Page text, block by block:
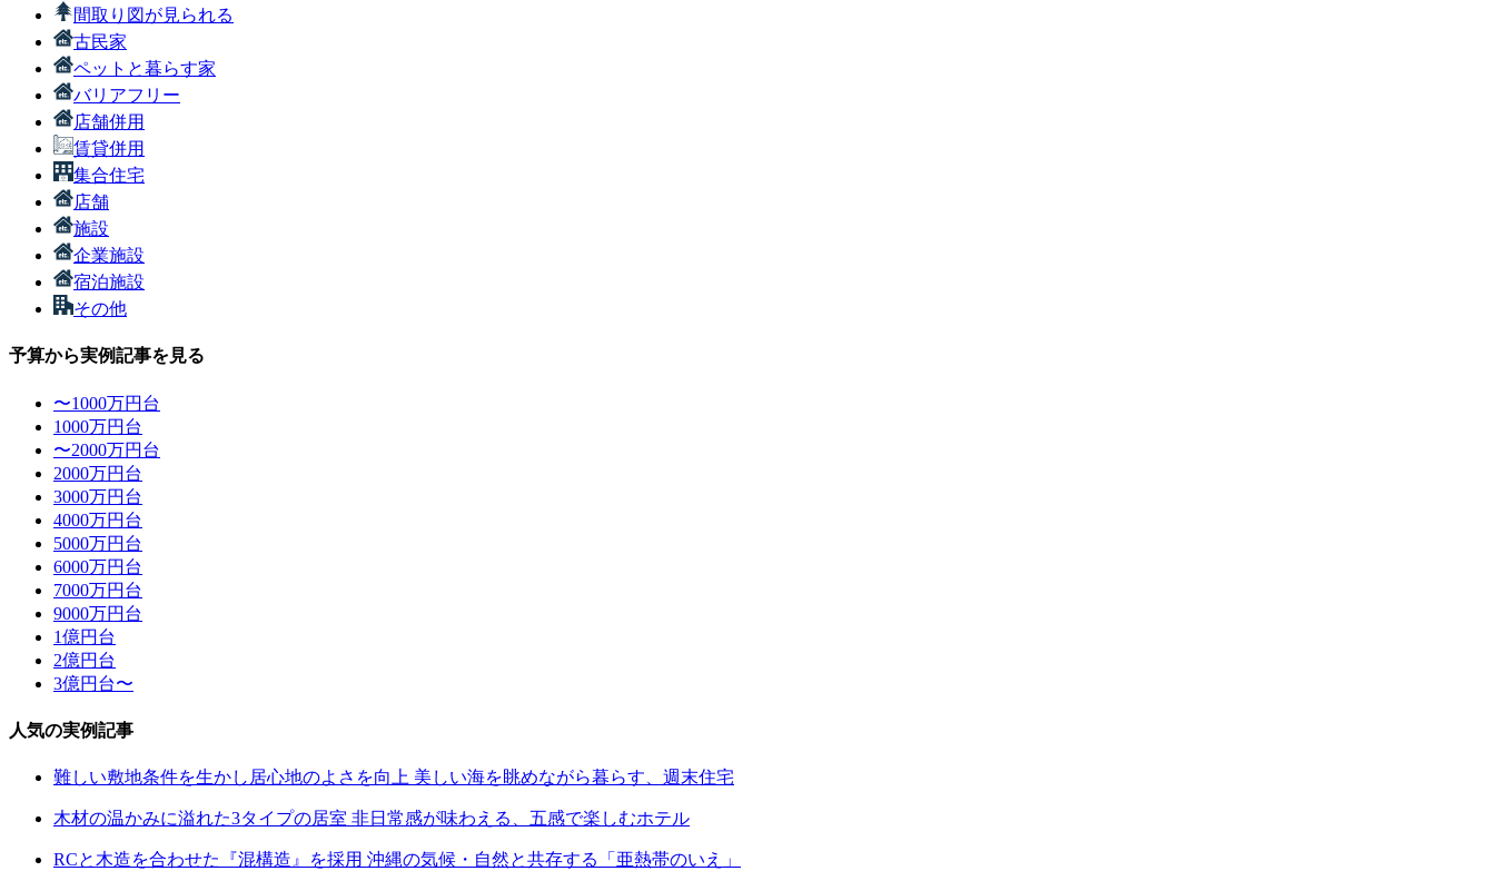
間取り図が見られる
古民家
ペットと暮らす家
バリアフリー
店舗併用
賃貸併用
集合住宅
店舗
施設
企業施設
宿泊施設
その他
予算から実例記事を見る
〜1000万円台
1000万円台
〜2000万円台
2000万円台
3000万円台
4000万円台
5000万円台
6000万円台
7000万円台
9000万円台
1億円台
2億円台
3億円台〜
人気の実例記事
難しい敷地条件を生かし居心地のよさを向上 美しい海を眺めながら暮らす、週末住宅
木材の温かみに溢れた3タイプの居室 非日常感が味わえる、五感で楽しむホテル
RCと木造を合わせた『混構造』を採用 沖縄の気候・自然と共存する「亜熱帯のいえ」